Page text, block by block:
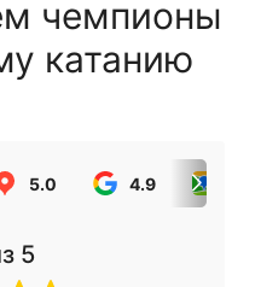
чемпионы
катанию
5.0 4.9
5